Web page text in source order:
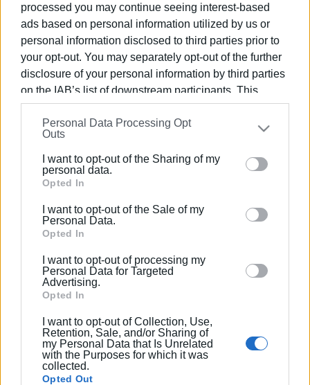
processed you may continue seeing interest-based
ads based on personal information utilized by us or
personal information disclosed to third parties prior to
your opt-out. You may separately opt-out of the further
disclosure of your personal information by third parties
on the IAB’s list of downstream participants. This
information may also be disclosed by us to third parties
on theIAB’s List of Downstream Participants
that may
further disclose it to other third parties.
Please note that this website/app uses one or more
Google services and may gather and store information
behaviour. You may click to grant or deny consent to
Google and its third-party tags to use your data for
section.
Personal Data Processing Opt
Outs
I want to opt-out of the Sharing of my
personal data.
Opted In
I want to opt-out of the Sale of my
Personal Data.
Opted In
I want to opt-out of processing my
Personal Data for Targeted
Advertising.
Opted In
I want to opt-out of Collection, Use,
Retention, Sale, and/or Sharing of
my Personal Data that Is Unrelated
with the Purposes for which it was
collected.
Opted Out
29 ΜΑΡΤΊΟΥ 2023 /09:18
Επιτέλους δημοπρατήθηκε η
επισκευή του κτιρίου του ΕΚΑΒ
Κέρκυρας
09 ΦΕΒΡΟΥΑΡΊΟΥ 2023/ 09:52
Κέρκυρα»
17 ΙΑΝΟΥΑΡΊΟΥ 2023/ 09:05
τραυματισμένος - Άμεση άφιξη του
ΕΚΑΒ Νότιας Κέρκυρας
Ακόμα μια κραυγή αγωνίας για την
υποστελέχωση του ΕΚΑΒ Κέρκυρας